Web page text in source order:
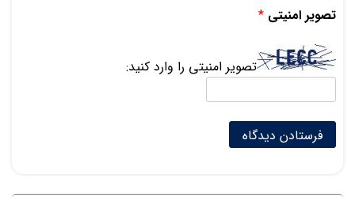
تصویر امنیتی *
تصویر امنیتی را وارد کنید: